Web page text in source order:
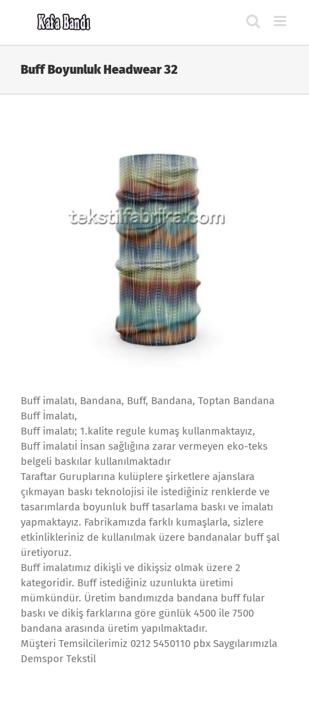
Buff Boyunluk Headwear 32
Buff imalatı, Bandana, Buff, Bandana, Toptan Bandana
Buff İmalatı,
Buff imalatı; 1.kalite regule kumaş kullanmaktayız,
Buff imalatıİ İnsan sağlığına zarar vermeyen eko-teks
belgeli baskılar kullanılmaktadır
Taraftar Guruplarına kulüplere şirketlere ajanslara
çıkmayan baskı teknolojisi ile istediğiniz renklerde ve
tasarımlarda boyunluk buff tasarlama baskı ve imalatı
yapmaktayız. Fabrikamızda farklı kumaşlarla, sizlere
etkinlikleriniz de kullanılmak üzere bandanalar buff şal
üretiyoruz.
Buff imalatımız dikişli ve dikişsiz olmak üzere 2
kategoridir. Buff istediğiniz uzunlukta üretimi
mümkündür. Üretim bandımızda bandana buff fular
baskı ve dikiş farklarına göre günlük 4500 ile 7500
bandana arasında üretim yapılmaktadır.
Müşteri Temsilcilerimiz 0212 5450110 pbx Saygılarımızla
Demspor Tekstil